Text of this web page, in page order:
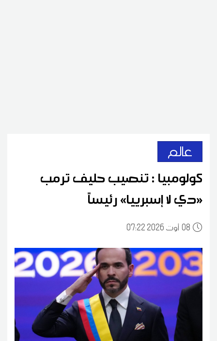
عالم
كولومبيا : تنصيب حليف ترمب
«دي لا إسبرييا» رئيساً
0807:22 2026 أوت